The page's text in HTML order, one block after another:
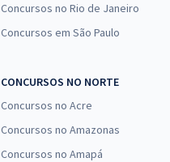
Concursos no Rio de Janeiro
Concursos em São Paulo
CONCURSOS NO NORTE
Concursos no Acre
Concursos no Amazonas
Concursos no Amapá